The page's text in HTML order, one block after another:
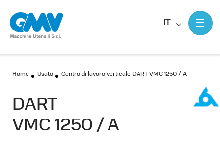
IT
Home Usato Centro di lavoro verticale DART VMC 1250 / A
DART
VMC 1250 / A